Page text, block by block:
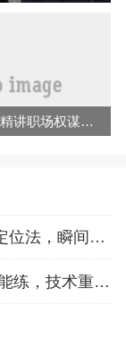
《老A处长精讲职场权谋厚黑手段》音频全集百度网盘下载
开发打乒乓球的空间感：三角定位法，瞬间找准最佳击球点
业余练乒乓球:反手拧拉不是不能练，技术重点就不在手上